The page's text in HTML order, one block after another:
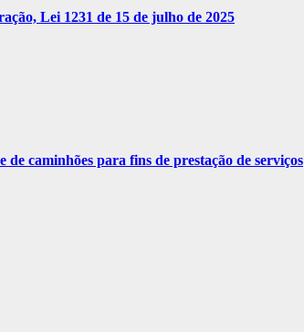
Lei 1231 de 15 de julho de 2025
de caminhões para fins de prestação de serviços